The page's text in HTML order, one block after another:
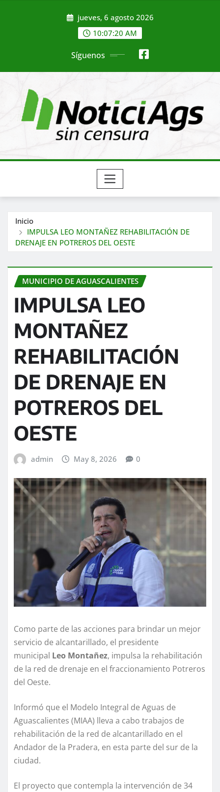
jueves, 6 agosto 2026
10:07:22 AM
Síguenos
Inicio
IMPULSA LEO MONTAÑEZ REHABILITACIÓN DE
DRENAJE EN POTREROS DEL OESTE
MUNICIPIO DE AGUASCALIENTES
IMPULSA LEO
MONTAÑEZ
REHABILITACIÓN
DE DRENAJE EN
POTREROS DEL
OESTE
admin May 8, 2026 0
Como parte de las acciones para brindar un mejor
servicio de alcantarillado, el presidente
municipal Leo Montañez, impulsa la rehabilitación
de la red de drenaje en el fraccionamiento Potreros
del Oeste.
Informó que el Modelo Integral de Aguas de
Aguascalientes (MIAA) lleva a cabo trabajos de
rehabilitación de la red de alcantarillado en el
Andador de la Pradera, en esta parte del sur de la
ciudad.
El proyecto que contempla la intervención de 34